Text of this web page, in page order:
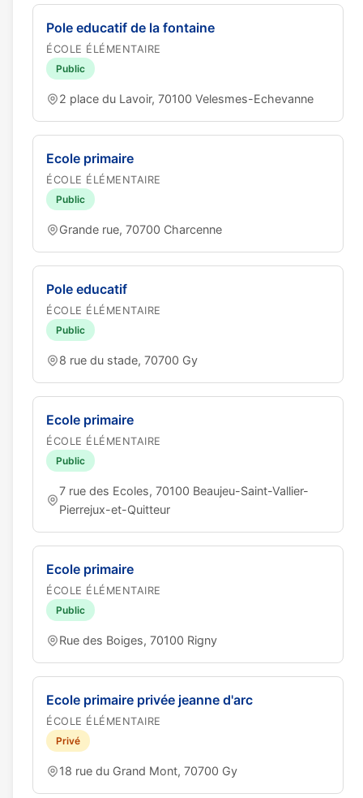
Pole educatif de la fontaine
ÉCOLE ÉLÉMENTAIRE
Public
2 place du Lavoir, 70100 Velesmes-Echevanne
Ecole primaire
ÉCOLE ÉLÉMENTAIRE
Public
Grande rue, 70700 Charcenne
Pole educatif
ÉCOLE ÉLÉMENTAIRE
Public
8 rue du stade, 70700 Gy
Ecole primaire
ÉCOLE ÉLÉMENTAIRE
Public
7 rue des Ecoles, 70100 Beaujeu-Saint-Vallier-
Pierrejux-et-Quitteur
Ecole primaire
ÉCOLE ÉLÉMENTAIRE
Public
Rue des Boiges, 70100 Rigny
Ecole primaire privée jeanne d'arc
ÉCOLE ÉLÉMENTAIRE
Privé
18 rue du Grand Mont, 70700 Gy